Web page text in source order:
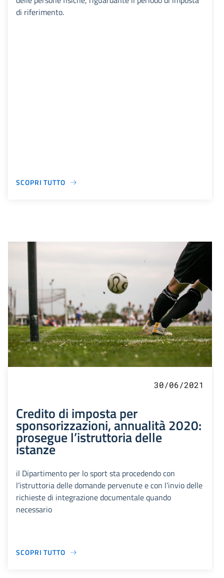
di riferimento.
SCOPRI TUTTO
30/06/2021
Credito di imposta per
sponsorizzazioni, annualità 2020:
prosegue l’istruttoria delle
istanze
il Dipartimento per lo sport sta procedendo con
l’istruttoria delle domande pervenute e con l’invio delle
richieste di integrazione documentale quando
necessario
SCOPRI TUTTO